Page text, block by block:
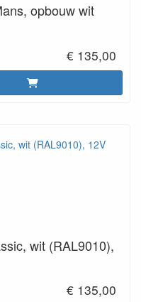
opbouw wit
€ 135,00
wit (RAL9010),
€ 135,00